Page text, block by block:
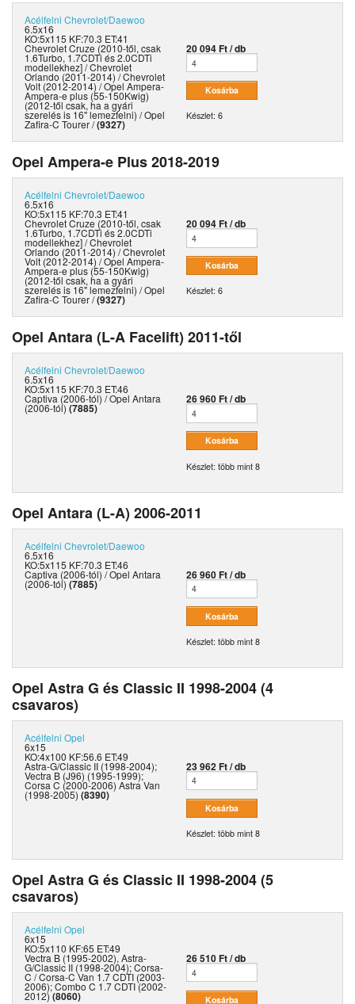
Acélfelni Chevrolet/Daewoo
6.5x16
KO:5x115 KF:70.3 ET:41
Chevrolet Cruze (2010-től, csak
1.6Turbo, 1.7CDTi és 2.0CDTi
modellekhez] / Chevrolet
Orlando (2011-2014) / Chevrolet
Volt (2012-2014) / Opel Ampera-
Ampera-e plus (55-150Kwig)
(2012-től csak, ha a gyári
szerelés is 16" lemezfelni) / Opel
Zafira-C Tourer /(9327)
20 094 Ft / db
Készlet: 6
Opel Ampera-e Plus 2018-2019
Acélfelni Chevrolet/Daewoo
6.5x16
KO:5x115 KF:70.3 ET:41
Chevrolet Cruze (2010-től, csak
1.6Turbo, 1.7CDTi és 2.0CDTi
modellekhez] / Chevrolet
Orlando (2011-2014) / Chevrolet
Volt (2012-2014) / Opel Ampera-
Ampera-e plus (55-150Kwig)
(2012-től csak, ha a gyári
szerelés is 16" lemezfelni) / Opel
Zafira-C Tourer /(9327)
20 094 Ft / db
Készlet: 6
Opel Antara (L-A Facelift) 2011-től
Acélfelni Chevrolet/Daewoo
6.5x16
KO:5x115 KF:70.3 ET:46
Captiva (2006-tól) / Opel Antara
(2006-tól) (7885)
26 960 Ft / db
Készlet: több mint 8
Opel Antara (L-A) 2006-2011
Acélfelni Chevrolet/Daewoo
6.5x16
KO:5x115 KF:70.3 ET:46
Captiva (2006-tól) / Opel Antara
(2006-tól) (7885)
26 960 Ft / db
Készlet: több mint 8
Opel Astra G és Classic II 1998-2004 (4
csavaros)
Acélfelni Opel
6x15
KO:4x100 KF:56.6 ET:49
Astra-G/Classic II (1998-2004);
Vectra B (J96) (1995-1999);
Corsa C (2000-2006) Astra Van
(1998-2005) (8390)
23 962 Ft / db
Készlet: több mint 8
Opel Astra G és Classic II 1998-2004 (5
csavaros)
Acélfelni Opel
6x15
KO:5x110 KF:65 ET:49
Vectra B (1995-2002), Astra-
G/Classic II (1998-2004); Corsa-
C / Corsa-C Van 1.7 CDTI (2003-
2006); Combo C 1.7 CDTI (2002-
2012)(8060)
26 510 Ft / db